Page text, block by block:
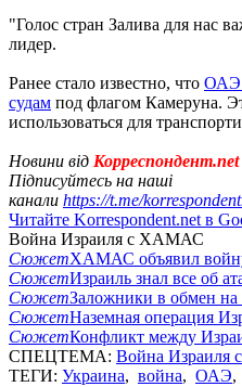
"Голос стран Залива для нас
лидер.
Ранее стало известно, что ОАЭ
судам под флагом Камеруна.
использоваться для
Новини від Корреспондент.net
Підписуйтесь на наші
канали https://t.me/
Читайте Korrespondent.net в
Война Израиля с ХАМАС
СюжетХАМАС объявил
СюжетИзраиль знал все об
СюжетЗаложники в обмен на
СюжетНаземная операция
СюжетКонфликт между
СПЕЦТЕМА: Война
ТЕГИ: Украина, война, ОАЭ,